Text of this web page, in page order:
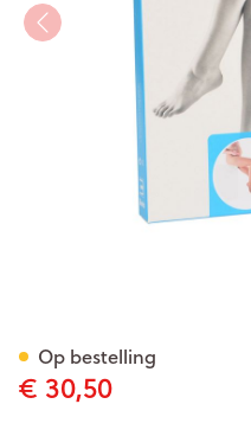
€ 30,50
Op bestelling